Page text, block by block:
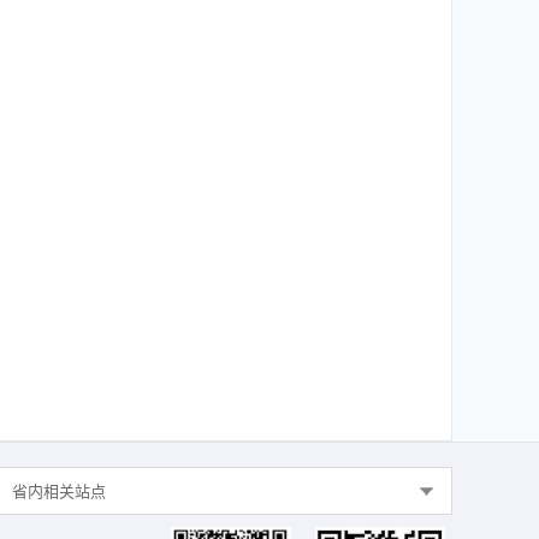
省内相关站点